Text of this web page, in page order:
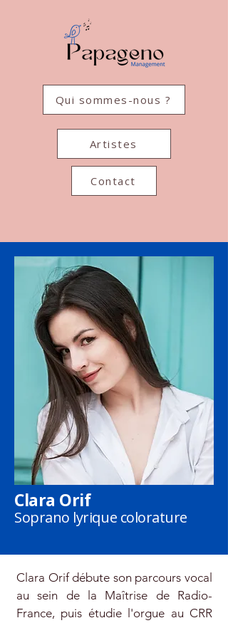
Qui sommes-nous ?
Artistes
Contact
Clara Orif
Soprano lyrique colorature
Clara Orif débute son parcours vocal
au sein de la Maîtrise de Radio-
France, puis étudie l'orgue au CRR